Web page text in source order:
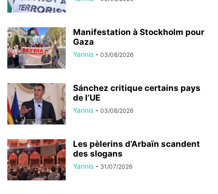
Manifestation à Stockholm pour
Gaza
Yannis - 03/08/2026
Sánchez critique certains pays
de l’UE
Yannis - 03/08/2026
Les pèlerins d’Arbaïn scandent
des slogans
Yannis - 31/07/2026